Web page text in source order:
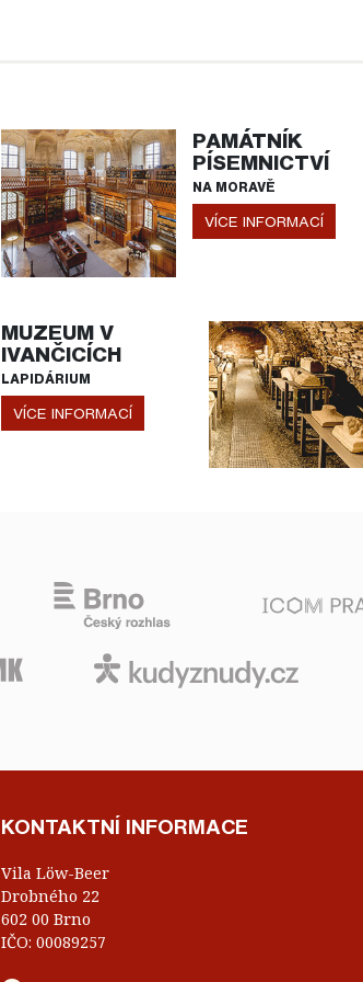
PAMÁTNÍK
PÍSEMNICTVÍ
NA MORAVĚ
VÍCE INFORMACÍ
MUZEUM V
IVANČICÍCH
LAPIDÁRIUM
VÍCE INFORMACÍ
KONTAKTNÍ INFORMACE
Vila Löw-Beer
Drobného 22
602 00 Brno
IČO: 00089257